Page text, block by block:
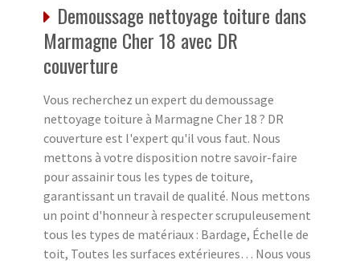
Demoussage nettoyage toiture dans
Marmagne Cher 18 avec DR
couverture
Vous recherchez un expert du demoussage
nettoyage toiture à Marmagne Cher 18 ? DR
couverture est l'expert qu'il vous faut. Nous
mettons à votre disposition notre savoir-faire
pour assainir tous les types de toiture,
garantissant un travail de qualité. Nous mettons
un point d'honneur à respecter scrupuleusement
tous les types de matériaux : Bardage, Échelle de
toit, Toutes les surfaces extérieures… Nous vous